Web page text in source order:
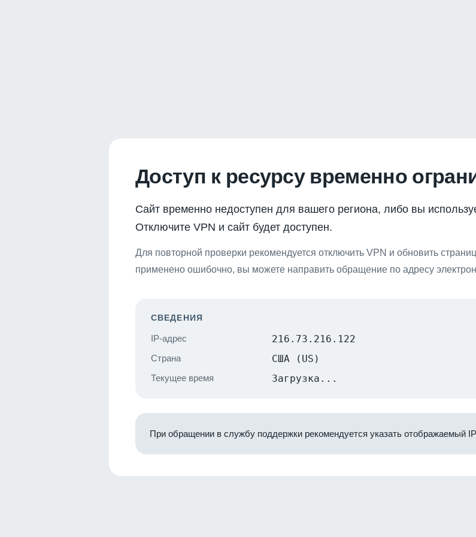
Доступ к ресурсу временно
Сайт временно недоступен для вашего региона, либо вы
Отключите VPN и сайт будет доступен.
Для повторной проверки рекомендуется отключить VPN и обновить
применено ошибочно, вы можете направить обращение по адресу
СВЕДЕНИЯ
IP-адрес 216.73.216.122
Страна США (US)
Текущее время Загрузка...
При обращении в службу поддержки рекомендуется указать отображаемый